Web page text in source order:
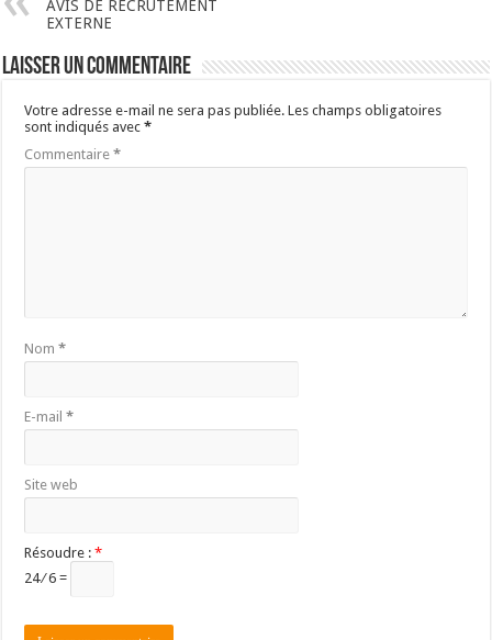
AVIS DE RECRUTEMENT
EXTERNE
Laisser un commentaire
Votre adresse e-mail ne sera pas publiée. Les champs obligatoires
sont indiqués avec*
Commentaire*
Nom*
E-mail*
Site web
Résoudre :*
24 ⁄ 6 =